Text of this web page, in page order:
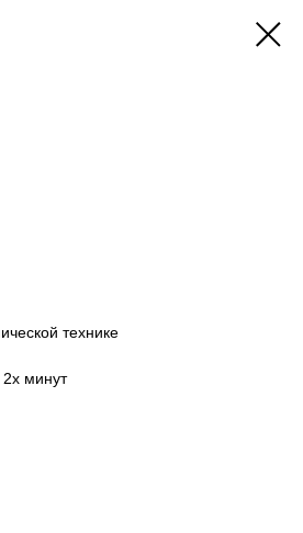
технике
минут